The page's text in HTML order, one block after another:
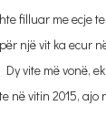
filluar me ecje
një vit ka ecur
Dy vite më vonë,
në vitin 2015,